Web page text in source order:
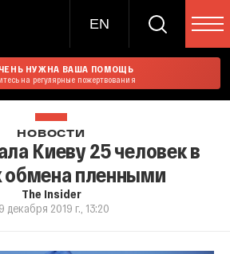
EN
НУЖНА ВАША ПОМОЩЬ
на регулярные пожертвования
НОВОСТИ
Киеву 25 человек в
обмена пленными
The Insider
декабря 2019 г., 13:20